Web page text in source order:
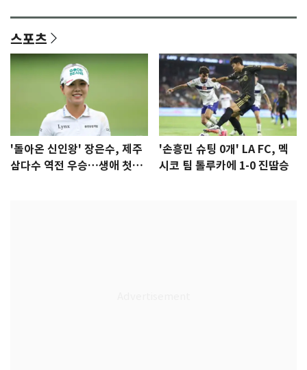
스포츠
'돌아온 신인왕' 장은수, 제주
삼다수 역전 우승…생애 첫승
'손흥민 슈팅 0개' LA FC, 멕
시코 팀 톨루카에 1-0 진땀승